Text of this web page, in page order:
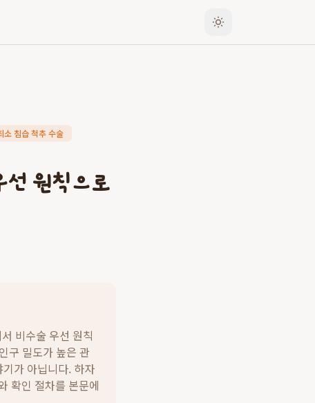
소 침습 척추 수술
선 원칙으로
비수술 우선 원칙
구 밀도가 높은 관
가 아닙니다. 하자
확인 절차를 본문에